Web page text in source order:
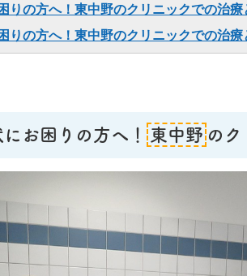
りの方へ！東中野のクリニックでの治
りの方へ！東中野のクリニックでの治
お困りの方へ！ 東中野 の